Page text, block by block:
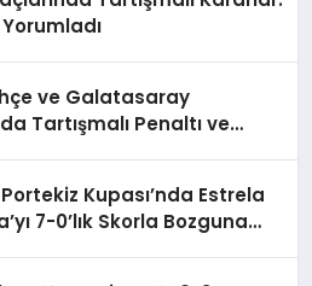
ve Galatasaray
Tartışmalı Penaltı ve
Kupası’nda Estrela
7-0’lık Skorla Bozguna